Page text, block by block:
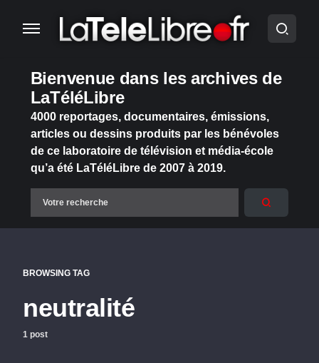
Bienvenue dans les archives de
LaTéléLibre
4000 reportages, documentaires, émissions,
articles ou dessins produits par les bénévoles
de ce laboratoire de télévision et média-école
qu’a été LaTéléLibre de 2007 à 2019.
BROWSING TAG
neutralité
1 post